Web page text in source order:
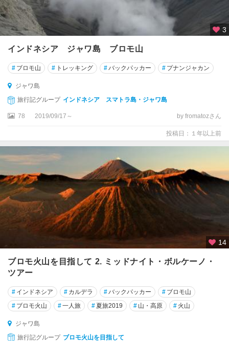
ソ
ロ
(
ス
カ
タ
・
ト
ン
ガ
ラ
諸
ム
島
バ
ン
ン
3
インドネシア ジャワ島 ブロモ山
# ブロモ山 # トレッキング #バックパッカー # プナンジャカン
ジャワ島
旅行記グループ インドネシア スマトラ島・ジャワ島
78 2019/09/17～ by fromatozさん
投稿日：１年以上前
14
ブロモ火山を目指して 2. ミッドナイト・ボルケーノ・
ツアー
# インドネシア # カルデラ #バックパッカー # ブロモ山
# ブロモ火山 #一人旅 # 夏旅2019 # 山・高原 # 火山
ジャワ島
旅行記グループ ブロモ火山を目指して